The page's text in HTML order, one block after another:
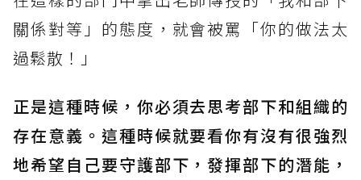
關係對等」的態度，就會被罵「你的做法太
過鬆散！」
正是這種時候，你必須去思考部下和組織的
存在意義。這種時候就要看你有沒有很強烈
地希望自己要守護部下，發揮部下的潛能，